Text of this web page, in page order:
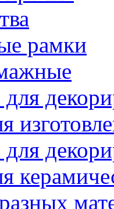
рамки
для
для